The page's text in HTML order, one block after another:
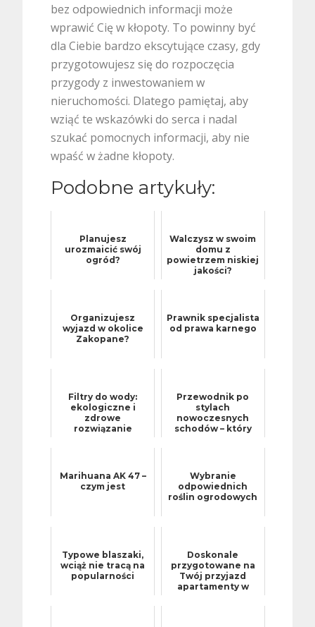
bez odpowiednich informacji może
wprawić Cię w kłopoty. To powinny być
dla Ciebie bardzo ekscytujące czasy, gdy
przygotowujesz się do rozpoczęcia
przygody z inwestowaniem w
nieruchomości. Dlatego pamiętaj, aby
wziąć te wskazówki do serca i nadal
szukać pomocnych informacji, aby nie
wpaść w żadne kłopoty.
Podobne artykuły:
Planujesz
urozmaicić swój
ogród?
Walczysz w swoim
domu z
powietrzem niskiej
jakości?
Organizujesz
wyjazd w okolice
Zakopane?
Prawnik specjalista
od prawa karnego
Filtry do wody:
ekologiczne i
zdrowe
rozwiązanie
Przewodnik po
stylach
nowoczesnych
schodów – który
Marihuana AK 47 –
czym jest
Wybranie
odpowiednich
roślin ogrodowych
Typowe blaszaki,
wciąż nie tracą na
popularności
Doskonale
przygotowane na
Twój przyjazd
apartamenty w